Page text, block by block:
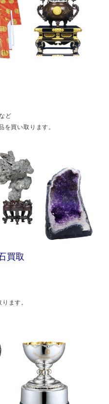
ど
を買い取ります。
買取
ます。